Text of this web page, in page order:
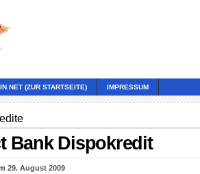
(ZUR STARTSEITE) IMPRESSUM
Bank Dispokredit
29. August 2009